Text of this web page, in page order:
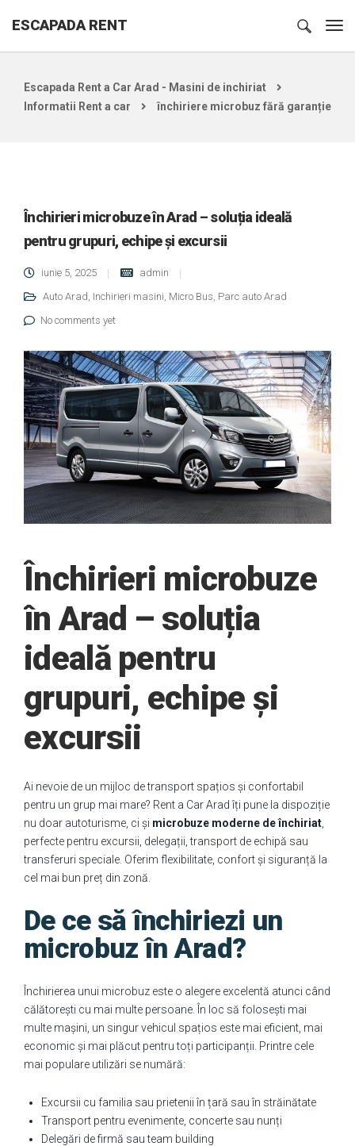
ESCAPADA RENT
Escapada Rent a Car Arad - Masini de inchiriat
Informatii Rent a car
închiriere microbuz fără garanție
Închirieri microbuze în Arad – soluția ideală
pentru grupuri, echipe și excursii
iunie 5, 2025
admin
Auto Arad, Inchirieri masini, Micro Bus, Parc auto Arad
No comments yet
Închirieri microbuze
în Arad – soluția
ideală pentru
grupuri, echipe și
excursii
Ai nevoie de un mijloc de transport spațios și confortabil
pentru un grup mai mare? Rent a Car Arad îți pune la dispoziție
nu doar autoturisme, ci și microbuze moderne de închiriat
perfecte pentru excursii, delegații, transport de echipă sau
transferuri speciale. Oferim flexibilitate, confort și siguranță la
cel mai bun preț din zonă.
De ce să închiriezi un
microbuz în Arad?
Închirierea unui microbuz este o alegere excelentă atunci când
călătorești cu mai multe persoane. În loc să folosești mai
multe mașini, un singur vehicul spațios este mai eficient, mai
economic și mai plăcut pentru toți participanții. Printre cele
mai populare utilizări se numără:
Excursii cu familia sau prietenii în țară sau în străinătate
Transport pentru evenimente, concerte sau nunți
Delegări de firmă sau team building